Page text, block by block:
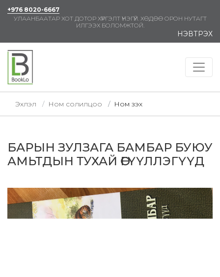
+976 8020-6667
УЛААНБААТАР ХОТ ДОТОР ХҮРГЭЛТ ҮНЭГҮЙ. ХӨДӨӨ ОРОН НУТАГТ
ИЛГЭЭХ БОЛОМЖТОЙ.
НЭВТРЭХ
Эхлэл Ном солилцоо Ном үзэх
БАРЫН ЗУЛЗАГА БАМБАР БУЮУ
АМЬТДЫН ТУХАЙ ӨГҮҮЛЛЭГҮҮД